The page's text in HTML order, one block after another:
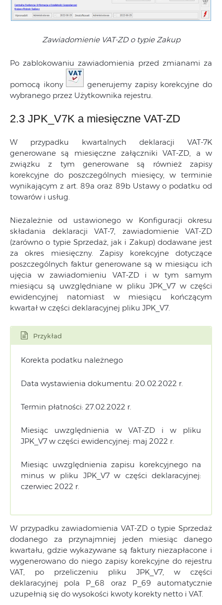
Zawiadomienie VAT-ZD o typie Zakup
Po zablokowaniu zawiadomienia przed zmianami za
pomocą ikony
generujemy zapisy korekcyjne do
wybranego przez Użytkownika rejestru.
2.3 JPK_V7K a miesięczne VAT-ZD
W przypadku kwartalnych deklaracji VAT-7K
generowane są miesięczne załączniki VAT-ZD, a w
związku z tym generowane są również zapisy
korekcyjne do poszczególnych miesięcy, w terminie
wynikającym z art. 89a oraz 89b Ustawy o podatku od
towarów i usług.
Niezależnie od ustawionego w Konfiguracji okresu
składania deklaracji VAT-7, zawiadomienie VAT-ZD
(zarówno o typie Sprzedaż, jak i Zakup) dodawane jest
za okres miesięczny. Zapisy korekcyjne dotyczące
poszczególnych faktur generowane są w miesiącu ich
ujęcia w zawiadomieniu VAT-ZD i w tym samym
miesiącu są uwzględniane w pliku JPK_V7 w części
ewidencyjnej natomiast w miesiącu kończącym
kwartał w części deklaracyjnej pliku JPK_V7.
Przykład
Korekta podatku należnego
Data wystawienia dokumentu: 20.02.2022 r.
Termin płatności: 27.02.2022 r.
Miesiąc uwzględnienia w VAT-ZD i w pliku
JPK_V7 w części ewidencyjnej: maj 2022 r.
Miesiąc uwzględnienia zapisu korekcyjnego na
minus w pliku JPK_V7 w części deklaracyjnej:
czerwiec 2022 r.
W przypadku zawiadomienia VAT-ZD o typie Sprzedaż
dodanego za przynajmniej jeden miesiąc danego
kwartału, gdzie wykazywane są faktury niezapłacone i
wygenerowano do niego zapisy korekcyjne do rejestru
VAT, po przeliczeniu pliku JPK_V7, w części
deklaracyjnej pola P_68 oraz P_69 automatycznie
uzupełnią się do wysokości kwoty korekty netto i VAT.